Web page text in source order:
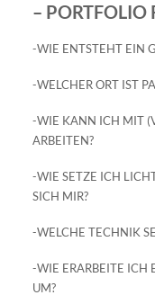
– PORTFOLIO
-WIE ENTSTEHT EIN
-WELCHER ORT IST
-WIE KANN ICH MIT
ARBEITEN?
-WIE SETZE ICH
SICH MIR?
-WELCHE TECHNIK
-WIE ERARBEITE ICH
UM?